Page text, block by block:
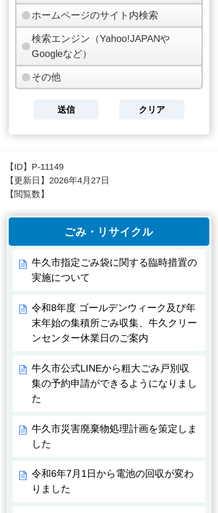
ホームページのサイト内検索
検索エンジン（Yahoo!JAPANや
Googleなど）
その他
【ID】 P-11149
【更新日】 2026年4月27日
【閲覧数】
ごみ・リサイクル
牛久市指定ごみ袋に関する臨時措置の
実施について
令和8年度 ゴールデンウィーク及び年
末年始の集積所ごみ収集、牛久クリー
ンセンター休業日のご案内
牛久市公式LINEから粗大ごみ戸別収
集の予約申請ができるようになりまし
た
牛久市災害廃棄物処理計画を策定しま
した
令和6年7月1日から電池の回収が変わ
りました